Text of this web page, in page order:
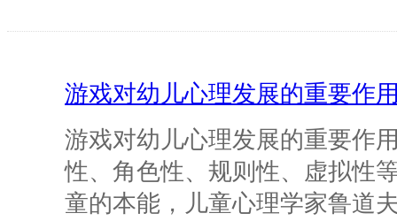
游戏对幼儿心理发展的重要作
游戏对幼儿心理发展的重要作
性、角色性、规则性、虚拟性
童的本能，儿童心理学家鲁道